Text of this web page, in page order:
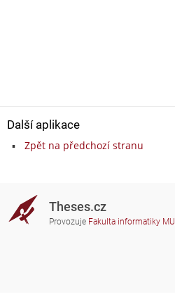
Další aplikace
Zpět na předchozí stranu
Theses.cz
Provozuje Fakulta informatiky MU